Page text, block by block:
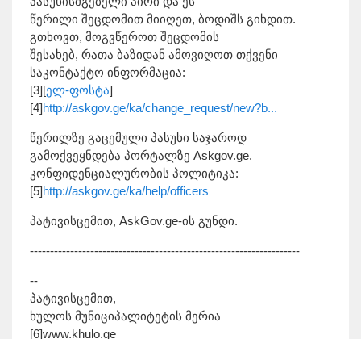
წერილი შეცდომით მიიღეთ, ბოდიშს გიხდით.
გთხოვთ, მოგვწეროთ შეცდომის
შესახებ, რათა ბაზიდან ამოვიღოთ თქვენი
საკონტაქტო ინფორმაცია:
[3][ელ-ფოსტა]
[4]http://askgov.ge/ka/change_request/new?b...
წერილზე გაცემული პასუხი საჯაროდ
გამოქვეყნდება პორტალზე Askgov.ge.
კონფიდენციალურობის პოლიტიკა:
[5]http://askgov.ge/ka/help/officers
პატივისცემით, AskGov.ge-ის გუნდი.
-------------------------------------------------------------------
--
პატივისცემით,
ხულოს მუნიციპალიტეტის მერია
[6]www.khulo.ge